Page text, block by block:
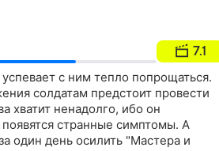
7.1
с ним тепло попрощаться.
солдатам предстоит провести
хватит ненадолго, ибо он
странные симптомы. А
один день осилить "Мастера и